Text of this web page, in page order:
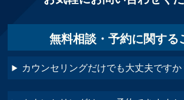
無料相談・予約に関する
カウンセリングだけでも大丈夫ですか